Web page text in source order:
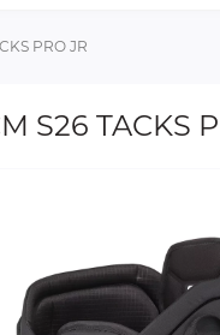
PRO JR
S26 TACKS